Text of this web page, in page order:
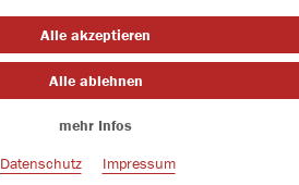
Alle akzeptieren
Alle ablehnen
mehr Infos
Datenschutz
Impressum